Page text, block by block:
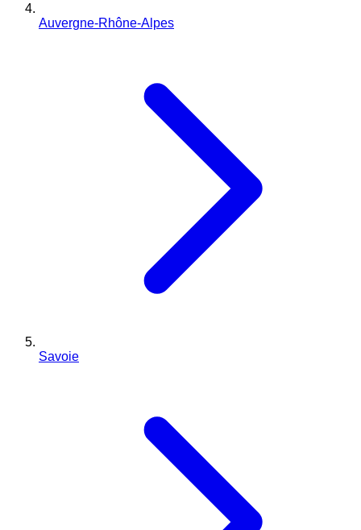
Auvergne-Rhône-Alpes
Savoie